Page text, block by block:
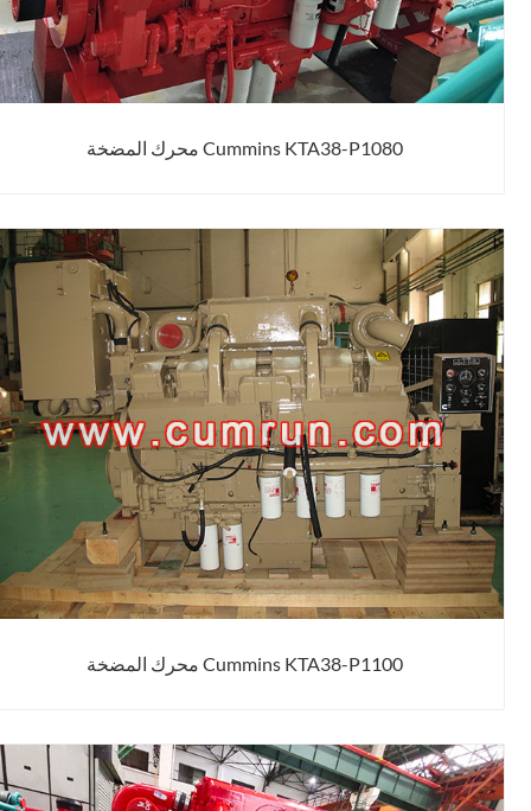
Cummins KTA38-P1080 محرك المضخة
Cummins KTA38-P1100 محرك المضخة